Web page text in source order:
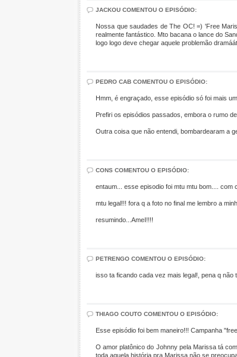
JACKOU COMENTOU O EPISÓDIO:
Nossa que saudades de The OC! =) 'Free
realmente fantástico. Mto bacana o lance do
logo logo deve chegar aquele problemão
PEDRO CAB COMENTOU O EPISÓDIO:
Hmm, é engraçado, esse episódio só foi mais
Prefiri os episódios passados, embora o rumo
Outra coisa que não entendi, bombardearam a
CONS COMENTOU O EPISÓDIO:
entaum... esse episodio foi mtu mtu bom.... com
mtu legal!!! fora q a foto no final me lembro a
resumindo...AmeI!!!!
PETRENGO COMENTOU O EPISÓDIO:
isso ta ficando cada vez mais legal!, pena q não
THIAGO COUTO COMENTOU O EPISÓDIO:
Esse episódio foi bem maneiro!!! Campanha
O amor platônico do Johnny pela Marissa tá
toda aquela história pra Marissa não se